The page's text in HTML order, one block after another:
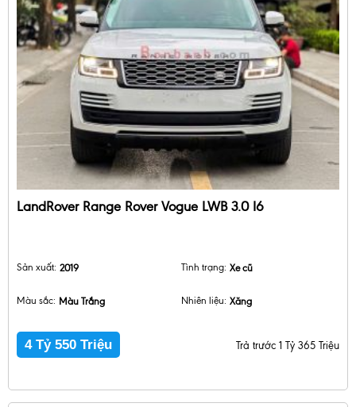
LandRover Range Rover Vogue LWB 3.0 I6
Sản xuất: 2019 Tình trạng: Xe cũ
Màu sắc: Màu Trắng Nhiên liệu: Xăng
4 Tỷ 550 Triệu Trả trước 1 Tỷ 365 Triệu